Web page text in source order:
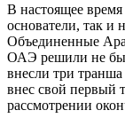
В настоящее
основатели, так и
Объединенные
ОАЭ решили не
внесли три
внес свой первый
рассмотрении